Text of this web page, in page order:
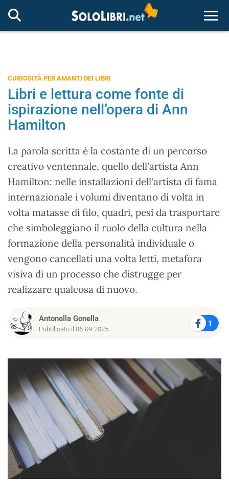
CURIOSITÀ PER AMANTI DEI LIBRI
Libri e lettura come fonte di
ispirazione nell’opera di Ann
Hamilton
La parola scritta è la costante di un percorso
creativo ventennale, quello dell'artista Ann
Hamilton: nelle installazioni dell'artista di fama
internazionale i volumi diventano di volta in
volta matasse di filo, quadri, pesi da trasportare
che simboleggiano il ruolo della cultura nella
formazione della personalità individuale o
vengono cancellati una volta letti, metafora
visiva di un processo che distrugge per
realizzare qualcosa di nuovo.
Antonella Gonella
Pubblicato il 06-09-2025
1